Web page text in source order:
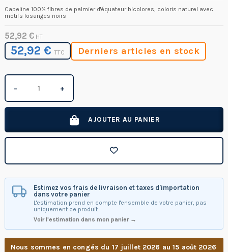
Capeline 100% fibres de palmier d'équateur bicolores, coloris naturel avec
motifs losanges noirs
Derniers articles en stock
52,92 € HT
52,92 €TTC
− +
AJOUTER AU PANIER
Estimez vos frais de livraison et taxes d'importation
dans votre panier
L'estimation prend en compte l'ensemble de votre panier, pas
uniquement ce produit.
Voir l'estimation dans mon panier →
Nous sommes en congés du 17 juillet 2026 au 15 août 2026